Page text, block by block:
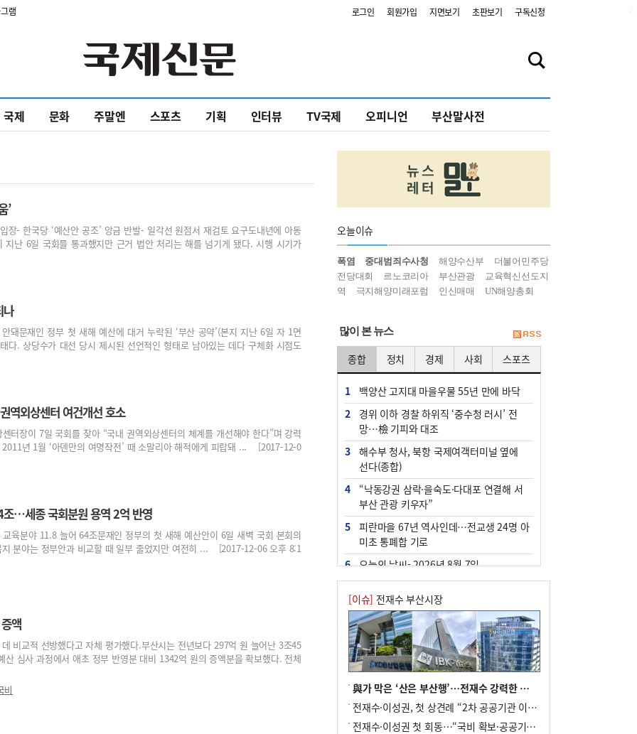
램 로그인 회원가입 지면보기 초판보기 구독신청
국제 문화 주말엔 스포츠 기획 인터뷰 TV국제 오피니언 부산말사전
’
- 한국당 ‘예산안 공조’ 앙금 반발- 일각선 원점서 재검토 요구도내년에 아동
지난 6일 국회를 통과했지만 근거 법안 처리는 해를 넘기게 됐다. 시행 시기가
나
문재인 정부 첫 새해 예산에 대거 누락된 ‘부산 공약’(본지 지난 6일 자 1면
다. 상당수가 대선 당시 제시된 선언적인 형태로 남아있는 데다 구체화 시점도
역외상센터 여건개선 호소
터장이 7일 국회를 찾아 “국내 권역외상센터의 체계를 개선해야 한다”며 강력
년 1월 ‘아덴만의 여명작전’ 때 소말리아 해적에게 피랍돼 ... [2017-12-0
조…세종 국회분원 용역 2억 반영
육분야 11.8 늘어 64조문재인 정부의 첫 새해 예산안이 6일 새벽 국회 본회의
지 분야는 정부안과 비교할 때 일부 줄었지만 여전히 ... [2017-12-06 오후 8:1
액
비교적 선방했다고 자체 평가했다.부산시는 전년보다 297억 원 늘어난 3조45
심사 과정에서 애초 정부 반영분 대비 1342억 원의 증액분을 확보했다. 전체
비
오늘이슈
폭염 중대범죄수사청 해양수산부
더불어민주당
전당대회
르노코리아 부산관광
교육혁신선도지
역
극지해양미래포럼 인신매매 UN해양총회
많이 본 뉴스
종합 정치 경제 사회 스포츠
1
백양산 고지대 마을우물 55년 만에 바닥
2
경위 이하 경찰 하위직 ‘중수청 러시’ 전
망…檢 기피와 대조
3
해수부 청사, 북항 국제여객터미널 옆에
선다(종합)
4
“낙동강권 삼락·을숙도·다대포 연결해 서
부산 관광 키우자”
5
피란마을 67년 역사인데…전교생 24명 아
미초 통폐합 기로
6
오늘의 날씨- 2026년 8월 7일
풀 꺾일 듯
8
[사설] 해수부 신청사 북항으로 확정, 해양
수도 도약의 전환점
9
외국인 선원 ‘인신매매 경유지’ 된 부산…
10 르노 못 타는 부산시장…관용차 규정에 막
힌 지역기업 응원
[이슈] 전재수 부산시장
與가 막은 ‘산은 부산행’…전재수 강력한 의지 표명 없인 공염불
전재수·이성권, 첫 상견례 “2차 공공기관 이전 초당 협력”(종합)
전재수·이성권 첫 회동…“국비 확보·공공기관 이전 협력”